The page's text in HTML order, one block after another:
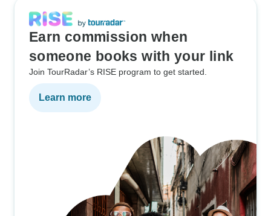
Earn commission when
someone books with your link
Join TourRadar’s RISE program to get started.
Learn more